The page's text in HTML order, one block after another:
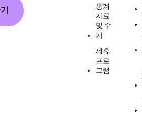
통계
자료
및 수
치
제휴
프로
그램